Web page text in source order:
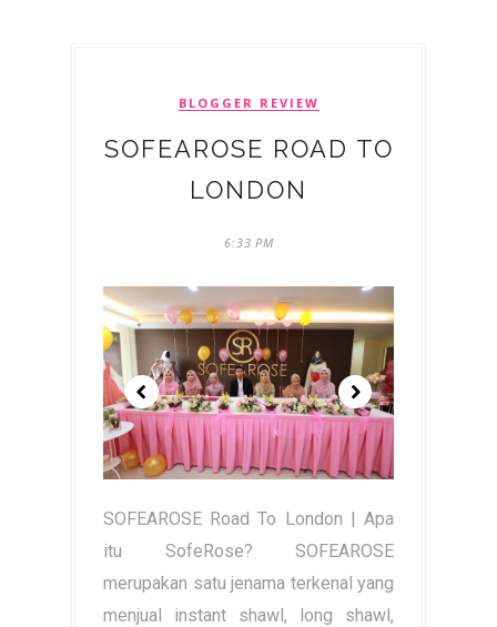
BLOGGER REVIEW
SOFEAROSE ROAD TO
LONDON
6:33 PM
SOFEAROSE Road To London | Apa
itu SofeRose? SOFEAROSE
merupakan satu jenama terkenal yang
menjual instant shawl, long shawl,